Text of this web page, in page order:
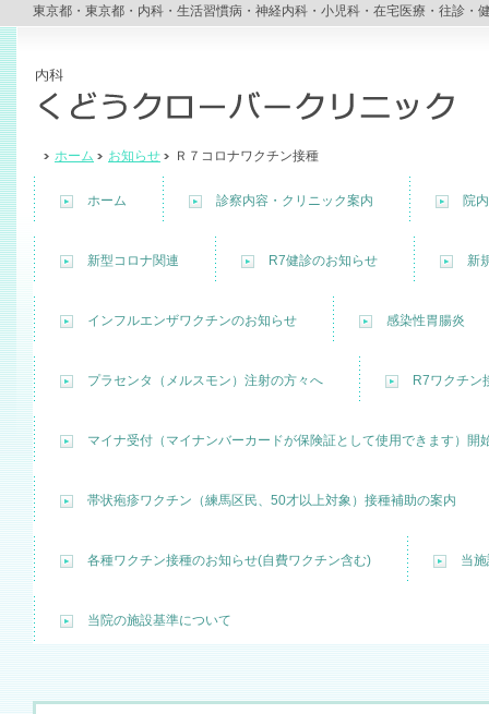
東京都・東京都・内科・生活習慣病・神経内科・小児科・在宅医療・往診・
ホーム お知らせ Ｒ７コロナワクチン接種
ホーム 診察内容・クリニック案内 院
新型コロナ関連 R7健診のお知らせ 新
インフルエンザワクチンのお知らせ 感染性胃腸炎
プラセンタ（メルスモン）注射の方々へ R7ワクチン
マイナ受付（マイナンバーカードが保険証として使用できます）開
帯状疱疹ワクチン（練馬区民、50才以上対象）接種補助の案内
各種ワクチン接種のお知らせ(自費ワクチン含む) 当
当院の施設基準について